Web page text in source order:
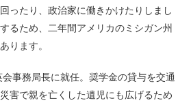
ったり、政治家に働きかけたりしまし
るため、二年間アメリカのミシガン州
ります。
事務局長に就任。奨学金の貸与を交通
害で親を亡くした遺児にも広げるため